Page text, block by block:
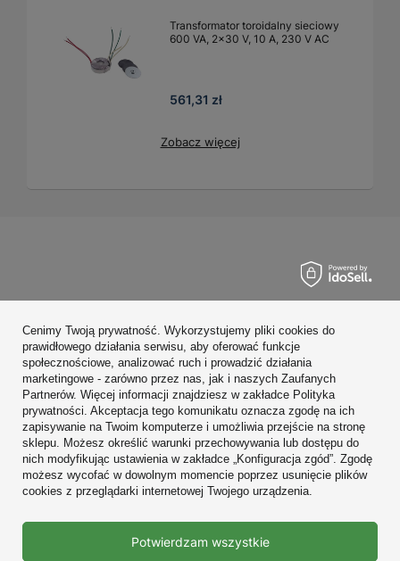
Transformator toroidalny sieciowy
600 VA, 2×30 V, 10 A, 230 V AC
561,31 zł
Zobacz więcej
Konto
Regulaminy
Zobacz również
W sklepie prezentujemy ceny brutto (z VAT).
Cenimy Twoją prywatność. Wykorzystujemy pliki cookies do
prawidłowego działania serwisu, aby oferować funkcje
społecznościowe, analizować ruch i prowadzić działania
marketingowe - zarówno przez nas, jak i naszych Zaufanych
Partnerów. Więcej informacji znajdziesz w zakładce Polityka
prywatności. Akceptacja tego komunikatu oznacza zgodę na ich
zapisywanie na Twoim komputerze i umożliwia przejście na stronę
sklepu. Możesz określić warunki przechowywania lub dostępu do
nich modyfikując ustawienia w zakładce „Konfiguracja zgód”. Zgodę
możesz wycofać w dowolnym momencie poprzez usunięcie plików
cookies z przeglądarki internetowej Twojego urządzenia.
Potwierdzam wszystkie